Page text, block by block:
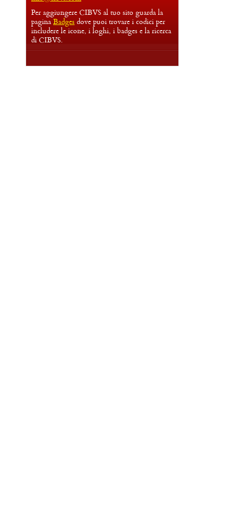
Per aggiungere CIBVS al tuo sito guarda la
pagina Badges dove puoi trovare i codici per
includere le icone, i loghi, i badges e la ricerca
di CIBVS.